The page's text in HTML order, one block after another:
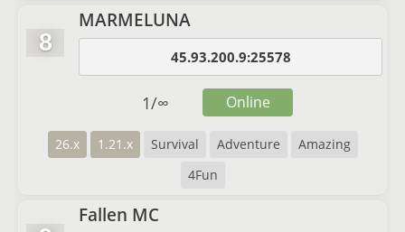
8
MARMELUNA
45.93.200.9:25578
26.x 1.21.x Survival Adventure
Amazing
4Fun
1/∞ Online
Fallen MC